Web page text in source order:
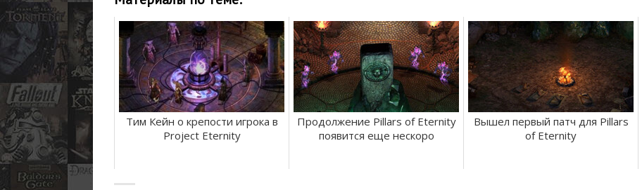
Тим Кейн о крепости игрока в
Project Eternity
Продолжение Pillars of Eternity
появится еще нескоро
Вышел первый патч для Pillars
of Eternity